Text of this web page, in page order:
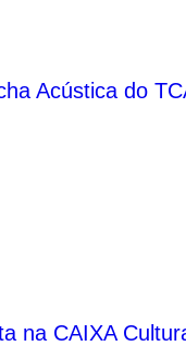
Acústica do
na CAIXA